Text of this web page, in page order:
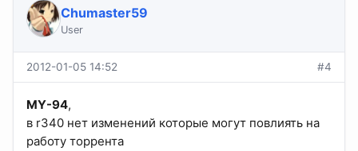
Chumaster59
User
2012-01-05 14:52 #4
MY-94,
в r340 нет изменений которые могут повлиять на
работу торрента